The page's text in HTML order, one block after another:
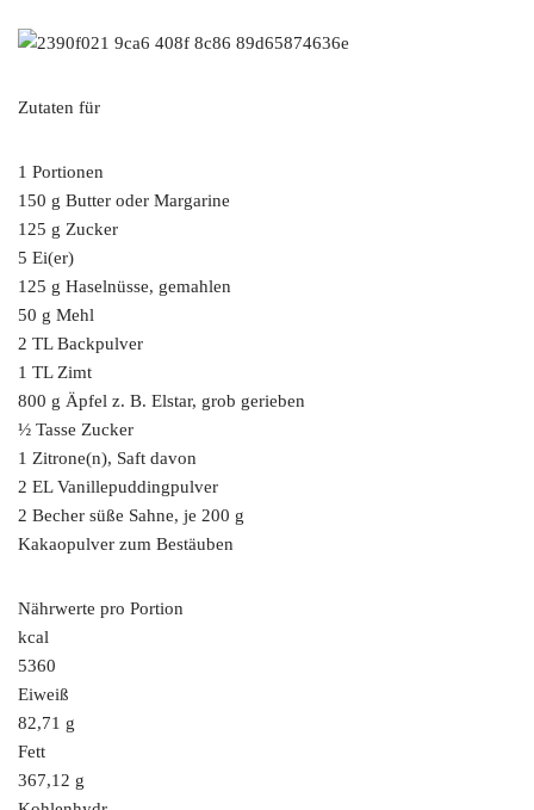
Zutaten für
1 Portionen
150 g Butter oder Margarine
125 g Zucker
5 Ei(er)
125 g Haselnüsse, gemahlen
50 g Mehl
2 TL Backpulver
1 TL Zimt
800 g Äpfel z. B. Elstar, grob gerieben
½ Tasse Zucker
1 Zitrone(n), Saft davon
2 EL Vanillepuddingpulver
2 Becher süße Sahne, je 200 g
Kakaopulver zum Bestäuben
Nährwerte pro Portion
kcal
5360
Eiweiß
82,71 g
Fett
367,12 g